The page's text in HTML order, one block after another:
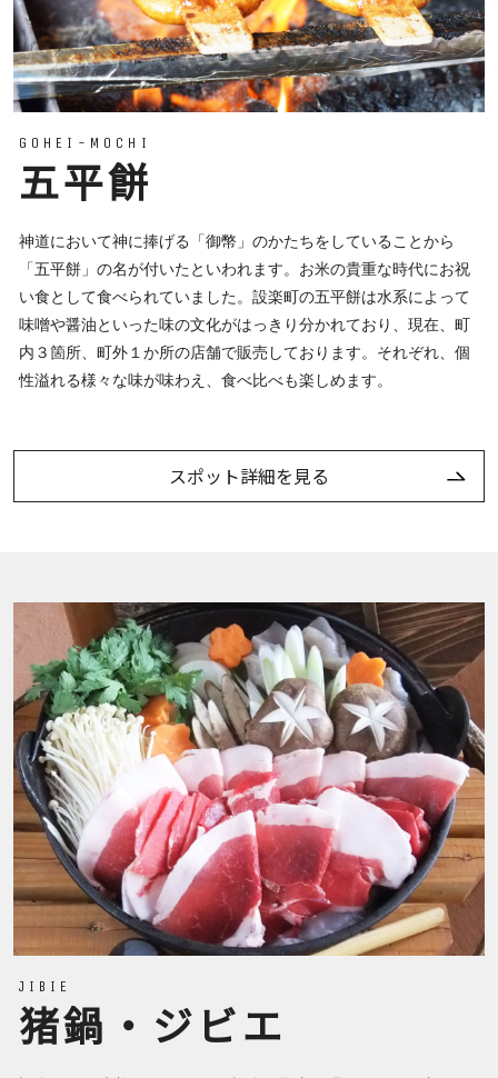
GOHEI-MOCHI
五平餅
神道において神に捧げる「御幣」のかたちをしていることから
「五平餅」の名が付いたといわれます。お米の貴重な時代にお祝
い食として食べられていました。設楽町の五平餅は水系によって
味噌や醤油といった味の文化がはっきり分かれており、現在、町
内３箇所、町外１か所の店舗で販売しております。それぞれ、個
性溢れる様々な味が味わえ、食べ比べも楽しめます。
スポット詳細を見る
JIBIE
猪鍋・ジビエ